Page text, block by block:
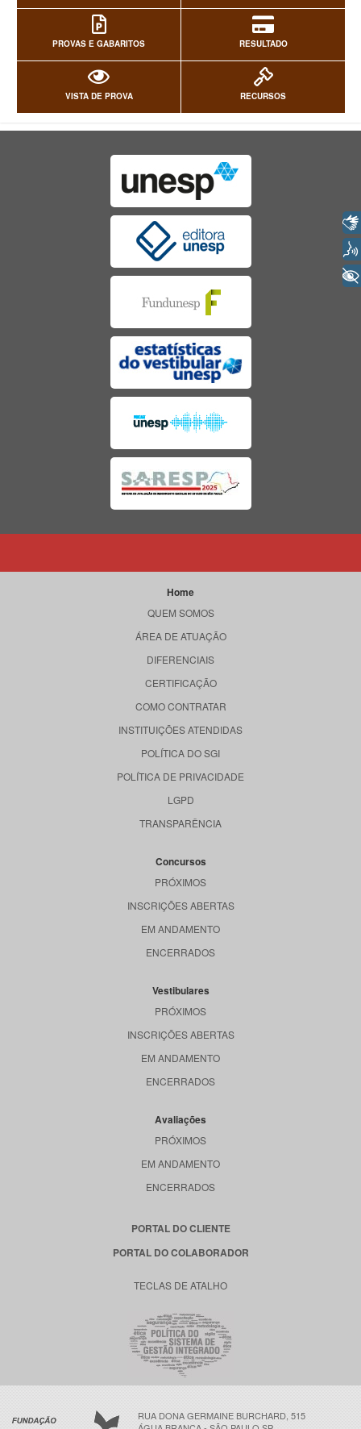
PROVAS E GABARITOS RESULTADO
VISTA DE PROVA RECURSOS
Home
QUEM SOMOS
ÁREA DE ATUAÇÃO
DIFERENCIAIS
CERTIFICAÇÃO
COMO CONTRATAR
INSTITUIÇÕES ATENDIDAS
POLÍTICA DO SGI
POLÍTICA DE PRIVACIDADE
LGPD
TRANSPARÊNCIA
Concursos
PRÓXIMOS
INSCRIÇÕES ABERTAS
EM ANDAMENTO
ENCERRADOS
Vestibulares
PRÓXIMOS
INSCRIÇÕES ABERTAS
EM ANDAMENTO
ENCERRADOS
Avaliações
PRÓXIMOS
EM ANDAMENTO
ENCERRADOS
PORTAL DO CLIENTE
PORTAL DO COLABORADOR
TECLAS DE ATALHO
RUA DONA GERMAINE BURCHARD, 515
+ Acessibilidade